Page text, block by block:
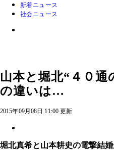
新着ニュース
社会ニュース
山本と堀北“４０
の違いは…
2015年09月08日 11:00 更新
堀北真希と山本耕史の電撃結